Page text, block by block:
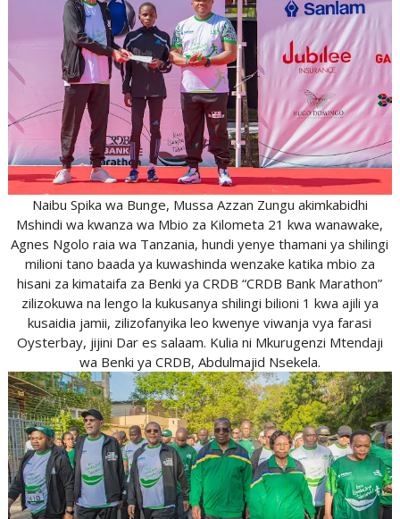
Naibu Spika wa Bunge, Mussa Azzan Zungu akimkabidhi
Mshindi wa kwanza wa Mbio za Kilometa 21 kwa wanawake,
Agnes Ngolo raia wa Tanzania, hundi yenye thamani ya shilingi
milioni tano baada ya kuwashinda wenzake katika mbio za
hisani za kimataifa za Benki ya CRDB “CRDB Bank Marathon”
zilizokuwa na lengo la kukusanya shilingi bilioni 1 kwa ajili ya
kusaidia jamii, zilizofanyika leo kwenye viwanja vya farasi
Oysterbay, jijini Dar es salaam. Kulia ni Mkurugenzi Mtendaji
wa Benki ya CRDB, Abdulmajid Nsekela.